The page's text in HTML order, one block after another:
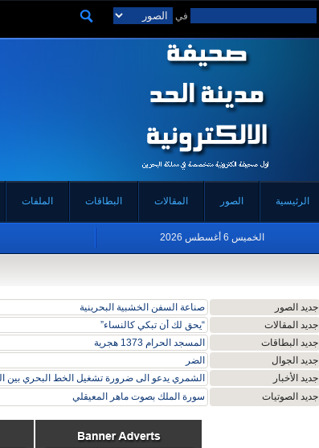
في
الرئيسية الصور المقالات البطاقات الملفات
الخميس 6 أغسطس 2026
جديد الصور
صناعة السفن الخشبية البحرينية
جديد المقالات
“يحق لك أن تبكي كالنساء”
جديد البطاقات
المسجد الحرام 1373 هجرية
جديد الجوال
الضر
جديد الأخبار
الشمري يدعو الى ضرورة تشغيل الخط البحري بين
جديد الصوتيات
سورة الملك بصوت ماهر المعيقلي